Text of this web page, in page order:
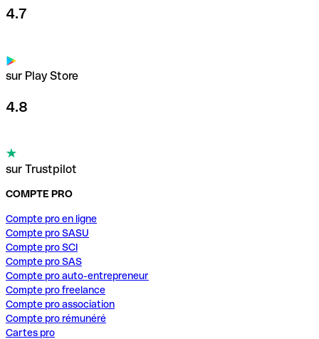
4.7
sur Play Store
4.8
sur Trustpilot
COMPTE PRO
Compte pro en ligne
Compte pro SASU
Compte pro SCI
Compte pro SAS
Compte pro auto-entrepreneur
Compte pro freelance
Compte pro association
Compte pro rémunéré
Cartes pro